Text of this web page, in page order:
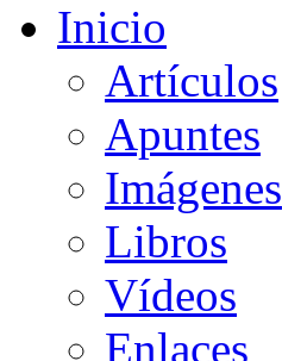
Inicio
Artículos
Apuntes
Imágenes
Libros
Vídeos
Enlaces